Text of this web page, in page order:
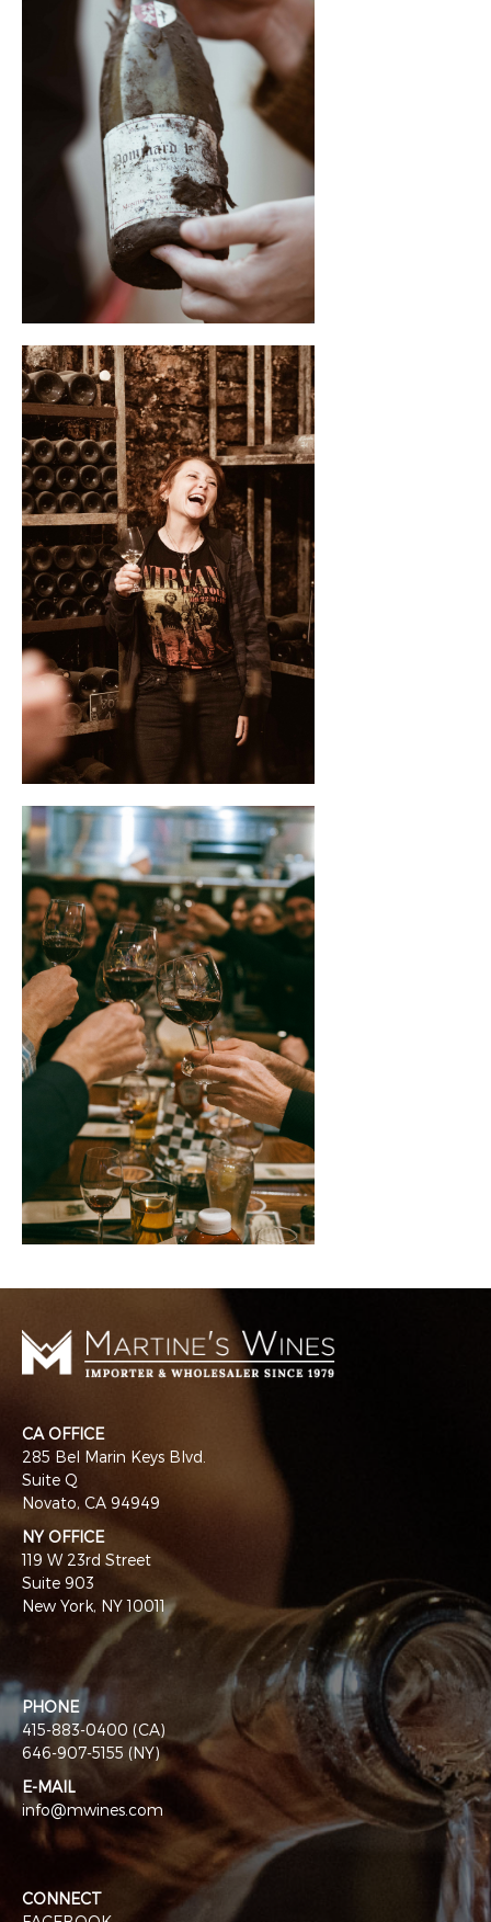
CA OFFICE
285 Bel Marin Keys Blvd.
Suite Q
Novato, CA 94949
NY OFFICE
119 W 23rd Street
Suite 903
New York, NY 10011
PHONE
415-883-0400 (CA)
646-907-5155 (NY)
E-MAIL
info@mwines.com
CONNECT